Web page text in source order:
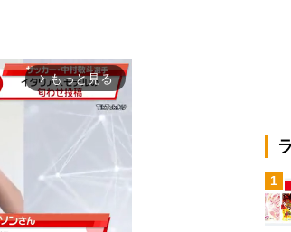
arrow_forward_ios もっと見る
1